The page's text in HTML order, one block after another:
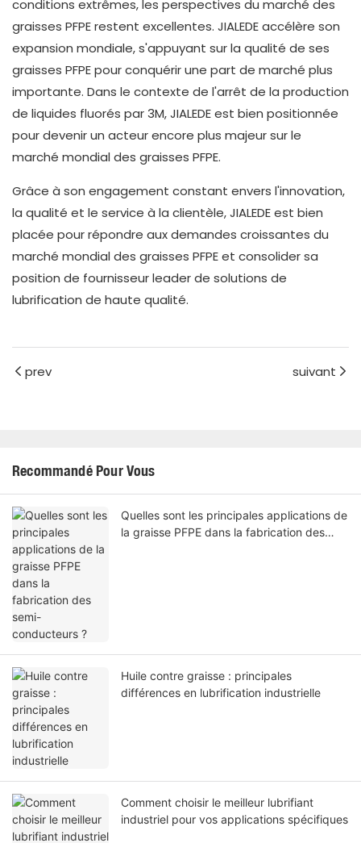
conditions extrêmes, les perspectives du marché des
graisses PFPE restent excellentes. JIALEDE accélère son
expansion mondiale, s'appuyant sur la qualité de ses
graisses PFPE pour conquérir une part de marché plus
importante. Dans le contexte de l'arrêt de la production
de liquides fluorés par 3M, JIALEDE est bien positionnée
pour devenir un acteur encore plus majeur sur le
marché mondial des graisses PFPE.
Grâce à son engagement constant envers l'innovation,
la qualité et le service à la clientèle, JIALEDE est bien
placée pour répondre aux demandes croissantes du
marché mondial des graisses PFPE et consolider sa
position de fournisseur leader de solutions de
lubrification de haute qualité.
prev suivant
Recommandé Pour Vous
Quelles sont les principales applications de
la graisse PFPE dans la fabrication des
Huile contre graisse : principales
différences en lubrification industrielle
Comment choisir le meilleur lubrifiant
industriel pour vos applications spécifiques